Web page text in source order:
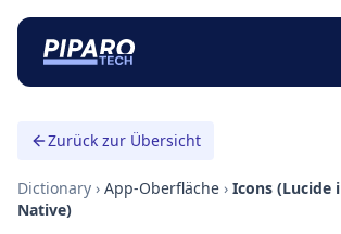
Zurück zur Übersicht
Dictionary › App-Oberfläche › Icons (Lucide
Native)